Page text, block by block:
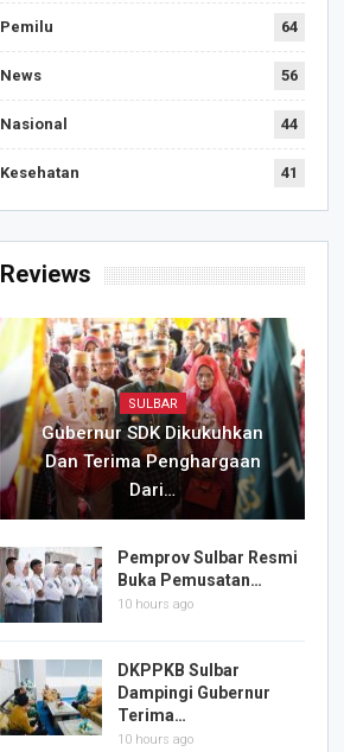
Pemilu 64
News 56
Nasional 44
Kesehatan 41
Reviews
SULBAR
Gubernur SDK Dikukuhkan
Dan Terima Penghargaan
Dari…
Pemprov Sulbar Resmi
Buka Pemusatan…
10 hours ago
DKPPKB Sulbar
Dampingi Gubernur
Terima…
10 hours ago